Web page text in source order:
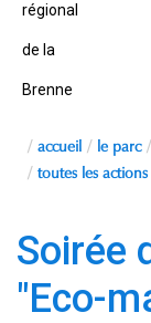
accueil le parc
toutes les actions
Soirée
"Eco-